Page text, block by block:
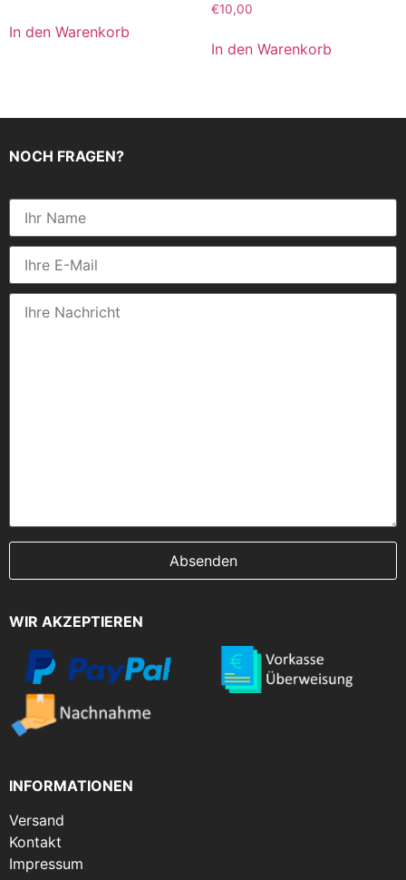
In den Warenkorb
€10,00
In den Warenkorb
NOCH FRAGEN?
WIR AKZEPTIEREN
INFORMATIONEN
Versand
Kontakt
Impressum